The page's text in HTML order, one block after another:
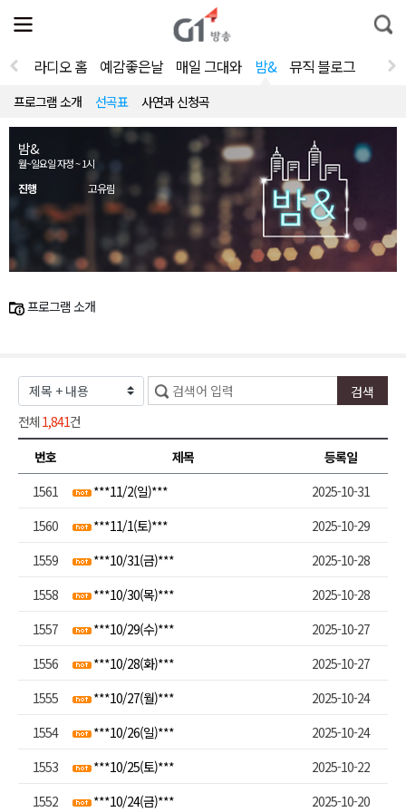
전
체
뉴
열
통
합
라디오 홈 예감좋은날 매일 그대와 밤& 뮤직 블로그
프로그램 소개 선곡표 사연과 신청곡
밤&
월~일요일 자정 ~ 1시
진행 고유림
프로그램 소개
전체 1,841건
번호
제목
등록일
1561
***11/2(일)***
2025-10-31
1560
***11/1(토)***
2025-10-29
1559
***10/31(금)***
2025-10-28
1558
***10/30(목)***
2025-10-28
1557
***10/29(수)***
2025-10-27
1556
***10/28(화)***
2025-10-27
1555
***10/27(월)***
2025-10-24
1554
***10/26(일)***
2025-10-24
1553
***10/25(토)***
2025-10-22
1552
***10/24(금)*** 2025-10-20